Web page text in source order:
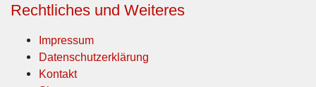
Rechtliches und Weiteres
Impressum
Datenschutzerklärung
Kontakt